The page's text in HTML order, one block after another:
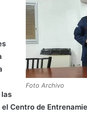
Foto Archivo
Centro de